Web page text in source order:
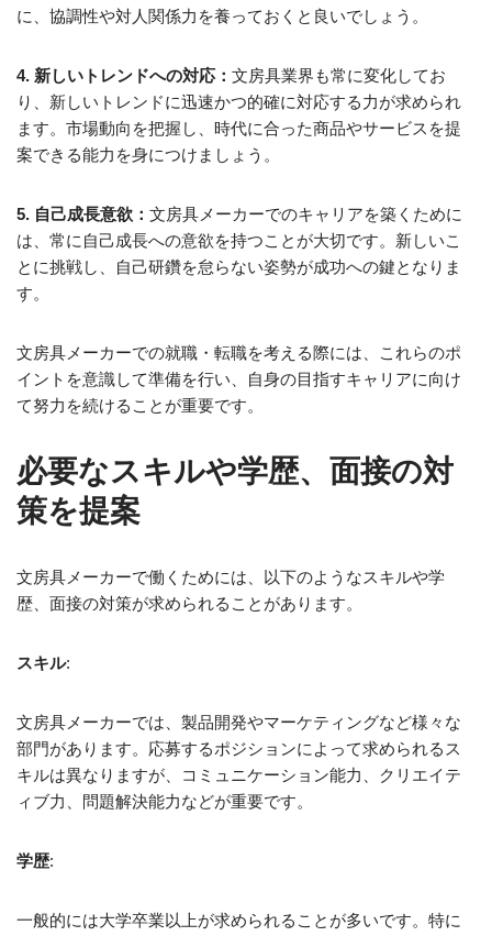
に、協調性や対人関係力を養っておくと良いでしょう。
4. 新しいトレンドへの対応： 文房具業界も常に変化してお
り、新しいトレンドに迅速かつ的確に対応する力が求められ
ます。市場動向を把握し、時代に合った商品やサービスを提
案できる能力を身につけましょう。
5. 自己成長意欲： 文房具メーカーでのキャリアを築くために
は、常に自己成長への意欲を持つことが大切です。新しいこ
とに挑戦し、自己研鑽を怠らない姿勢が成功への鍵となりま
す。
文房具メーカーでの就職・転職を考える際には、これらのポ
イントを意識して準備を行い、自身の目指すキャリアに向け
て努力を続けることが重要です。
必要なスキルや学歴、面接の対
策を提案
文房具メーカーで働くためには、以下のようなスキルや学
歴、面接の対策が求められることがあります。
スキル:
文房具メーカーでは、製品開発やマーケティングなど様々な
部門があります。応募するポジションによって求められるス
キルは異なりますが、コミュニケーション能力、クリエイテ
ィブ力、問題解決能力などが重要です。
学歴:
一般的には大学卒業以上が求められることが多いです。特に